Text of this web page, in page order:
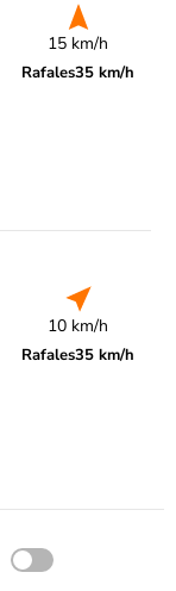
15 km/h
Rafales35 km/h
10 km/h
Rafales35 km/h